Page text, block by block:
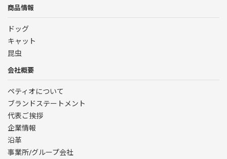
商品情報
ドッグ
キャット
昆虫
会社概要
ペティオについて
ブランドステートメント
代表ご挨拶
企業情報
沿革
事業所/グループ会社